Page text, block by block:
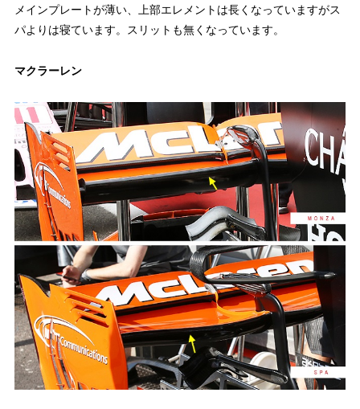
メインプレートが薄い、上部エレメントは長くなっていますがス
パよりは寝ています。スリットも無くなっています。
マクラーレン